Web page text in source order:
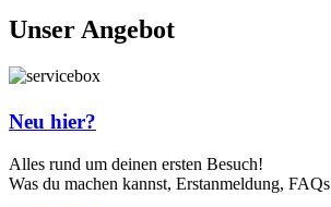
Unser Angebot
Neu hier?
Alles rund um deinen ersten Besuch!
Was du machen kannst, Erstanmeldung, FAQs